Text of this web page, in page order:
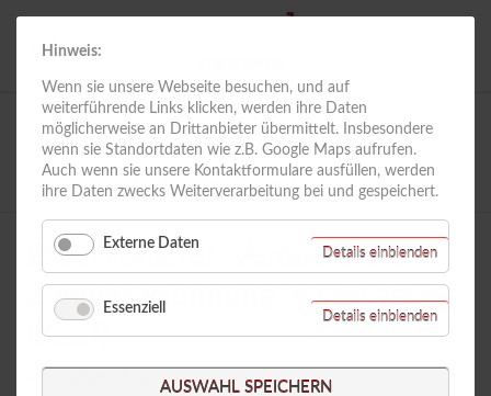
Hinweis:
Wenn sie unsere Webseite besuchen, und auf
weiterführende Links klicken, werden ihre Daten
möglicherweise an Drittanbieter übermittelt. Insbesondere
wenn sie Standortdaten wie z.B. Google Maps aufrufen.
Auch wenn sie unsere Kontaktformulare ausfüllen, werden
ihre Daten zwecks Weiterverarbeitung bei und gespeichert.
Externe Daten
Details einblendenfür
Externe
Daten
Essenziell
Details einblendenfür
AUSWAHL SPEICHERN
Details
Provisionsfrei- Vermietete 3-
Zimmer-Wohnung in Freilassing
(Kauf)